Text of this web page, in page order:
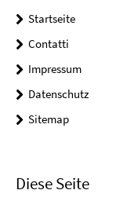
Startseite
Contatti
Impressum
Datenschutz
Sitemap
Diese Seite